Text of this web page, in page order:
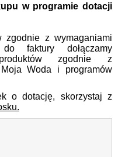
w programie dotacji
zgodnie z wymaganiami
faktury dołączamy
zgodnie z
Woda i programów
o dotację, skorzystaj z